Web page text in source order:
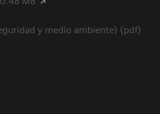
y medio ambiente) (pdf)